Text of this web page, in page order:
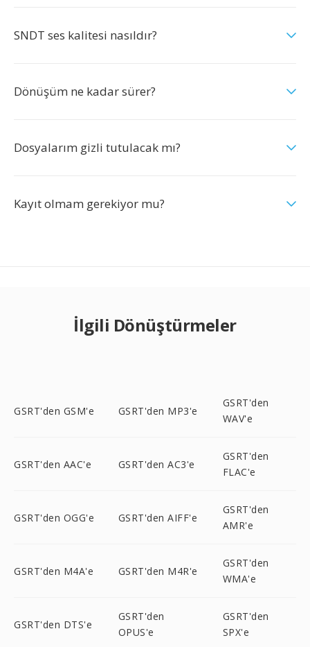
SNDT ses kalitesi nasıldır?
Dönüşüm ne kadar sürer?
Dosyalarım gizli tutulacak mı?
Kayıt olmam gerekiyor mu?
İlgili Dönüştürmeler
GSRT'den GSM'e GSRT'den MP3'e
GSRT'den
WAV'e
GSRT'den AAC'e GSRT'den AC3'e
GSRT'den
FLAC'e
GSRT'den OGG'e GSRT'den AIFF'e
GSRT'den
AMR'e
GSRT'den M4A'e GSRT'den M4R'e
GSRT'den
WMA'e
GSRT'den DTS'e
GSRT'den
OPUS'e
GSRT'den
SPX'e